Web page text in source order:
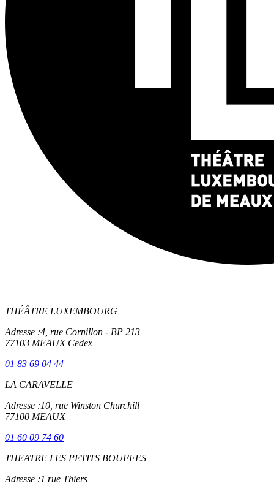
THÉÂTRE LUXEMBOURG
Adresse :4, rue Cornillon - BP 213
77103 MEAUX Cedex
01 83 69 04 44
LA CARAVELLE
Adresse :10, rue Winston Churchill
77100 MEAUX
01 60 09 74 60
THEATRE LES PETITS BOUFFES
Adresse :1 rue Thiers